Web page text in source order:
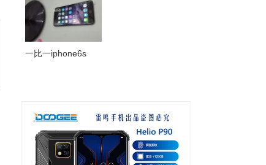
一比一iphone6s